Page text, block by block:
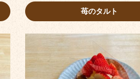
苺のタルト